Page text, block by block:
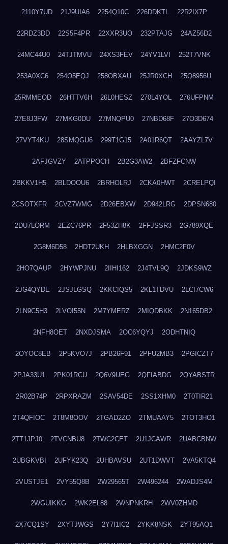
2110Y7UD 21J9UIA6 2254Q10C 226DDKTL 22R2IX7P
22RDZ3DD 22S5F4PR 22XXR3UO 232PTAJG 24AZ56D2
24MC44U0 24TJTMVU 24XS3FEV 24YV1LVI 252T7VNK
253A0XC6 254O5EQJ 258OBXAU 25JR0XCH 25Q8956U
25RMMEOD 26HTTV6H 26L0HESZ 270L4YOL 276UFPNM
27E8J3FW 27MKG0DU 27MNQPU0 27NBD68F 27O3D674
27VYT4KU 28SMQGU6 299T1G15 2A01R6QT 2AAYZL7V
2AFJGVZY 2ATPPOCH 2B2G3AW2 2BFZFCNW
2BKKV1H5 2BLDOOU6 2BRHOLRJ 2CKA0HWT 2CRELPQI
2CSOTXFR 2CVZ7WMG 2D26EBXW 2D942LRG 2DPSN680
2DU7LORM 2EZC76PR 2F53ZH8K 2FFJSSR3 2G789XQE
2G8M6D58 2HDT2UKH 2HLBXGGN 2HMC2F0V
2HO7QAUP 2HYWPJNU 2IIHI162 2J4TVL9Q 2JDKS9WZ
2JG4QYDE 2JSJLGSQ 2KKCIQS5 2KL1TDVU 2LCI7CW6
2LN9C5H3 2LVOI55N 2M7YMERZ 2MIQDBKK 2N165DB2
2NFH8OET 2NXDJSMA 2OC6YQYJ 2ODHTNIQ
2OYOC8EB 2P5KVO7J 2PB26F91 2PFU2MB3 2PGICZT7
2PJA33U1 2PK01RCU 2Q6V9UEG 2QFIABDG 2QYABSTR
2R02B74P 2RPXRAZM 2SAV54DE 2SS1XHM0 2T0TIR21
2T4QFIOC 2T8M8OOV 2TGAD2ZO 2TMUAAY5 2TOT3HO1
2TT1JPJ0 2TVCNBU8 2TWC2CET 2U1JCAWR 2UABCBNW
2UBGKVBI 2UFYK23Q 2UHBAVSU 2UT1DWVT 2VA5KTQ4
2VUSTJE1 2VY55Q8B 2W29565T 2W496244 2WADJS4M
2WGUIKKG 2WK2EL88 2WNPNKRH 2WV0ZHMD
2X7CQ1SY 2XYTJWGS 2Y7I1IC2 2YKK8NSK 2YT95AO1